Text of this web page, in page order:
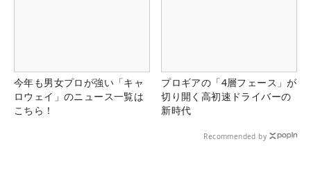
今年も男女プロが強い「キャ
ロウェイ」のニュース一覧は
こちら！
プロギアの「4層フェース」が
切り開く高初速ドライバーの
新時代
Recommended by